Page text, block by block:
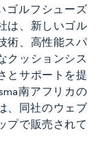
ゴルフシューズ
は、新しいゴル
術、高性能スパ
クッションシス
とサポートを提
南アフリカの
、同社のウェブ
プで販売されて